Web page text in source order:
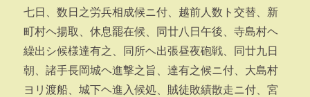
七日、数日之労兵相成候ニ付、越前人数ト交替、新
町村ヘ揚取、休息罷在候、同廿八日午後、寺島村ヘ
繰出シ候様達有之、同所ヘ出張昼夜砲戦、同廿九日
朝、諸手長岡城ヘ進撃之旨、達有之候ニ付、大島村
ヨリ渡船、城下ヘ進入候処、賊徒敗績散走ニ付、宮